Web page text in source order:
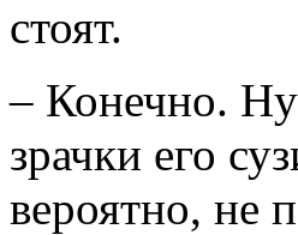
стоят.
– Конечно.
зрачки его
вероятно, не